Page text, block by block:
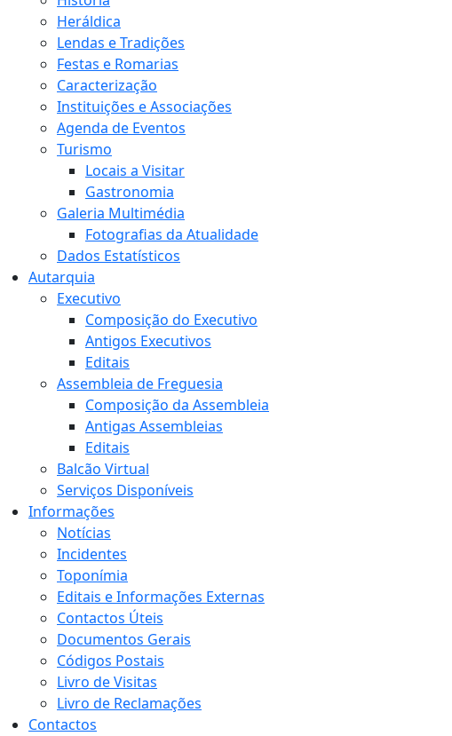
Heráldica
Lendas e Tradições
Festas e Romarias
Caracterização
Instituições e Associações
Agenda de Eventos
Turismo
Locais a Visitar
Gastronomia
Galeria Multimédia
Fotografias da Atualidade
Dados Estatísticos
Autarquia
Executivo
Composição do Executivo
Antigos Executivos
Editais
Assembleia de Freguesia
Composição da Assembleia
Antigas Assembleias
Editais
Balcão Virtual
Serviços Disponíveis
Informações
Notícias
Incidentes
Toponímia
Editais e Informações Externas
Contactos Úteis
Documentos Gerais
Códigos Postais
Livro de Visitas
Livro de Reclamações
Contactos